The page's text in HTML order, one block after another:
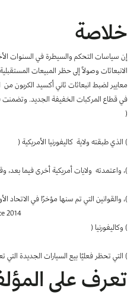
نوفر بيانات موثوقة ودقيقة في مجالي الطاقة
استعرض الصور لأبرز فعالياتنا الأخيرة ومبادراتنا
يرجى التواصل معنا للاستفسارات العامة، وفرص
عن كابسارك
خلاصة
إن سياسات التحكم والسيطرة في السنوات
الانبعاثات وصولاً إلى حظر المبيعات
معايير لضبط انبعاثات ثاني أكسيد الكربون
في قطاع المركبات الخفيفة الجديد. وتضمنت
(
) الذي طبقته ولاية كاليفورنيا الأمريكية (
)، واعتمدته ولايات أمريكية أخرى فيما بعد،
)، والقوانين التي تم سنها مؤخرًا في الاتحاد
2014
) وكاليفورنيا (
) التي تحظر فعليًا بيع السيارات الجديدة التي
تعرف على